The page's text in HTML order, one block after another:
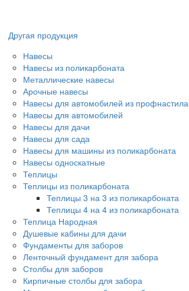
Другая продукция
Навесы
Навесы из поликарбоната
Металлические навесы
Арочные навесы
Навесы для автомобилей из профнастила
Навесы для автомобилей
Навесы для дачи
Навесы для сада
Навесы для машины из поликарбоната
Навесы односкатные
Теплицы
Теплицы из поликарбоната
Теплицы 3 на 3 из поликарбоната
Теплицы 4 на 4 из поликарбоната
Теплица Народная
Душевые кабины для дачи
Фундаменты для заборов
Ленточный фундамент для забора
Столбы для заборов
Кирпичные столбы для забора